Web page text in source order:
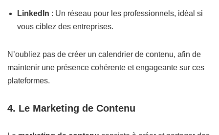
LinkedIn : Un réseau pour les professionnels, idéal si
vous ciblez des entreprises.
N’oubliez pas de créer un calendrier de contenu, afin de
maintenir une présence cohérente et engageante sur ces
plateformes.
4. Le Marketing de Contenu